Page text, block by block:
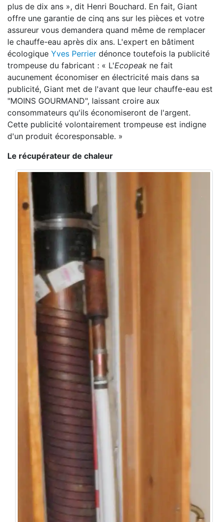
plus de dix ans », dit Henri Bouchard. En fait, Giant
offre une garantie de cinq ans sur les pièces et votre
assureur vous demandera quand même de remplacer
le chauffe-eau après dix ans. L'expert en bâtiment
écologique Yves Perrier dénonce toutefois la publicité
trompeuse du fabricant : « L'Ecopeak ne fait
aucunement économiser en électricité mais dans sa
publicité, Giant met de l'avant que leur chauffe-eau est
"MOINS GOURMAND", laissant croire aux
consommateurs qu'ils économiseront de l'argent.
Cette publicité volontairement trompeuse est indigne
d'un produit écoresponsable. »
Le récupérateur de chaleur